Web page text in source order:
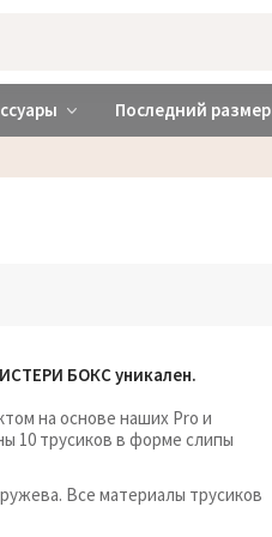
и Украина
Последний размер
БОКС уникален.
на основе наших Pro и
10 трусиков в форме слипы
Все материалы трусиков